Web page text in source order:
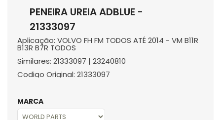
PENEIRA UREIA ADBLUE -
21333097
Aplicação: VOLVO FH FM TODOS ATÉ 2014 - VM B11R
B13R B7R TODOS
Similares: 21333097 | 23240810
Codigo Original: 21333097
MARCA